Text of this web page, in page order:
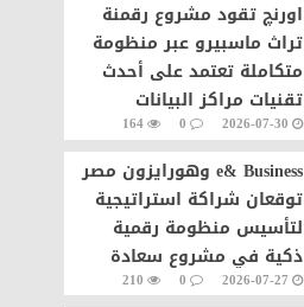
اورنچ تقود مشروع رقمنة
تراث ماسبيرو عبر منظومة
متكاملة تعتمد على أحدث
تقنيات مراكز البيانات
والذكاء الاصطناعى
2026-07-30
0
164
e& Business وهورايزون مصر
توقعان شراكة استراتيجية
لتأسيس منظومة رقمية
ذكية في مشروع سعادة
القاهرة الجديدة
2026-07-27
0
210